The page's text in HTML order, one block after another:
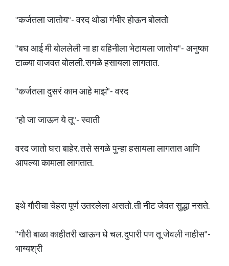
"कर्जतला जातोय"- वरद थोडा गंभीर होऊन बोलतो
"बघ आई मी बोललेली ना हा वहिनीला भेटायला जातोय"- अनुष्का
टाळ्या वाजवत बोलली. सगळे हसायला लागतात.
"कर्जतला दुसरं काम आहे माझं"- वरद
"हो जा जाऊन ये तू"- स्वाती
वरद जातो घरा बाहेर. तसे सगळे पुन्हा हसायला लागतात आणि
आपल्या कामाला लागतात.
इथे गौरीचा चेहरा पूर्ण उतरलेला असतो. ती नीट जेवत सुद्धा नसते.
"गौरी बाळा काहीतरी खाऊन घे चल. दुपारी पण तू जेवली नाहीस"-
भाग्यश्री